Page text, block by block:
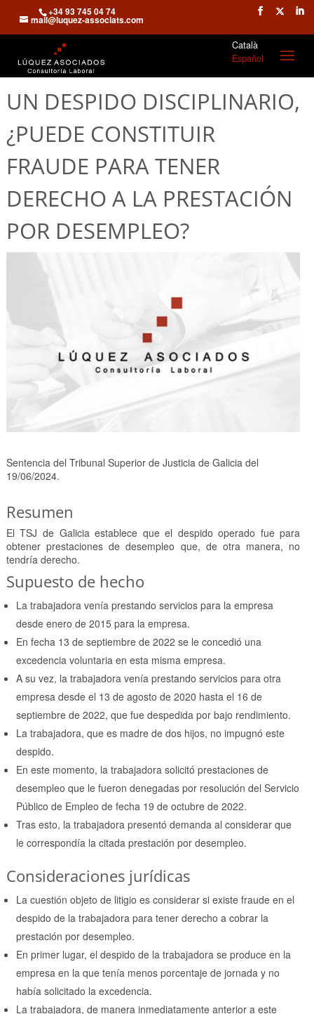
+34 93 745 04 74
mail@luquez-associats.com
Català
Español
UN DESPIDO DISCIPLINARIO,
¿PUEDE CONSTITUIR
FRAUDE PARA TENER
DERECHO A LA PRESTACIÓN
POR DESEMPLEO?
Sentencia del Tribunal Superior de Justicia de Galicia del
19/06/2024.
Resumen
El TSJ de Galicia establece que el despido operado fue para
obtener prestaciones de desempleo que, de otra manera, no
tendría derecho.
Supuesto de hecho
La trabajadora venía prestando servicios para la empresa
desde enero de 2015 para la empresa.
En fecha 13 de septiembre de 2022 se le concedió una
excedencia voluntaria en esta misma empresa.
A su vez, la trabajadora venía prestando servicios para otra
empresa desde el 13 de agosto de 2020 hasta el 16 de
septiembre de 2022, que fue despedida por bajo rendimiento.
La trabajadora, que es madre de dos hijos, no impugnó este
despido.
En este momento, la trabajadora solicitó prestaciones de
desempleo que le fueron denegadas por resolución del Servicio
Público de Empleo de fecha 19 de octubre de 2022.
Tras esto, la trabajadora presentó demanda al considerar que
le correspondía la citada prestación por desempleo.
Consideraciones jurídicas
La cuestión objeto de litigio es considerar si existe fraude en el
despido de la trabajadora para tener derecho a cobrar la
prestación por desempleo.
En primer lugar, el despido de la trabajadora se produce en la
empresa en la que tenía menos porcentaje de jornada y no
había solicitado la excedencia.
La trabajadora, de manera inmediatamente anterior a este